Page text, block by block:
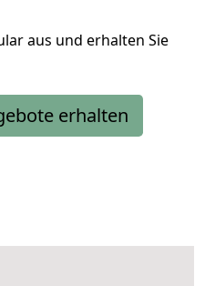
aus und erhalten Sie
erhalten